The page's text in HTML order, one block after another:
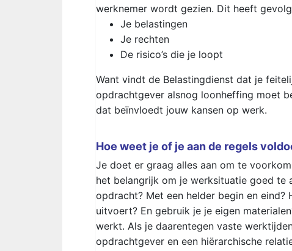
werknemer wordt gezien. Dit heeft
Je belastingen
Je rechten
De risico’s die je loopt
Want vindt de Belastingdienst dat je
opdrachtgever alsnog loonheffing moet
dat beïnvloedt jouw kansen op werk.
Hoe weet je of je aan de regels
Je doet er graag alles aan om te
het belangrijk om je werksituatie goed te
opdracht? Met een helder begin en
uitvoert? En gebruik je je eigen
werkt. Als je daarentegen vaste
opdrachtgever en een hiërarchische